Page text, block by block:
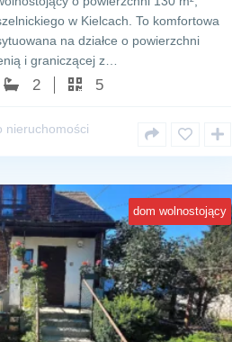
w Kielcach. To komfortowa
na działce o powierzchni
i graniczącej z…
2 5
nieruchomości
dom wolnostojący